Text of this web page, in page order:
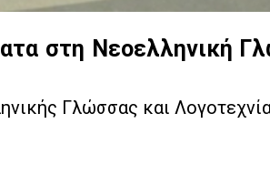
στη Νεοελληνική
Γλώσσας και